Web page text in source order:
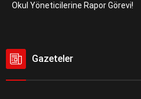
Okul Yöneticilerine Rapor Görevi!
Gazeteler